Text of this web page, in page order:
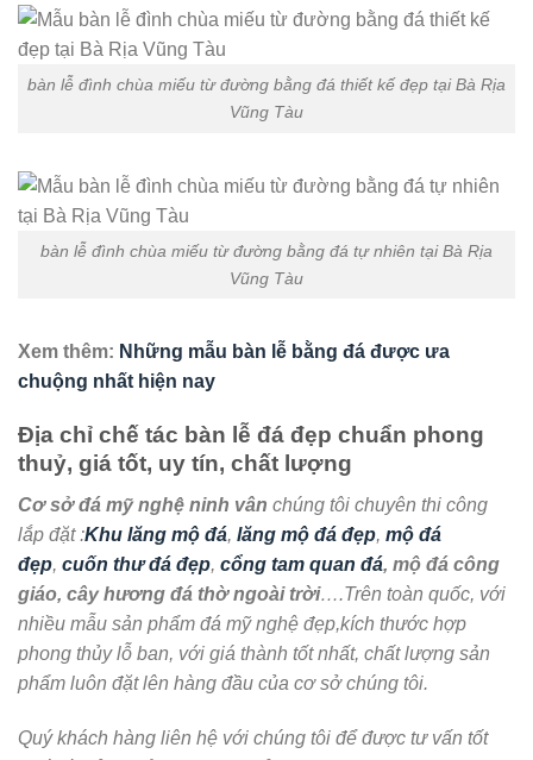
bàn lễ đình chùa miếu từ đường bằng đá thiết kế đẹp tại Bà Rịa
Vũng Tàu
bàn lễ đình chùa miếu từ đường bằng đá tự nhiên tại Bà Rịa
Vũng Tàu
Xem thêm: Những mẫu bàn lễ bằng đá được ưa
chuộng nhất hiện nay
Địa chỉ chế tác bàn lễ đá đẹp chuẩn phong
thuỷ, giá tốt, uy tín, chất lượng
Cơ sở đá mỹ nghệ ninh vân chúng tôi chuyên thi công
lắp đặt :Khu lăng mộ đá, lăng mộ đá đẹp, mộ đá
đẹp, cuốn thư đá đẹp, cổng tam quan đá, mộ đá công
giáo, cây hương đá thờ ngoài trời….Trên toàn quốc, với
nhiều mẫu sản phẩm đá mỹ nghệ đẹp,kích thước hợp
phong thủy lỗ ban, với giá thành tốt nhất, chất lượng sản
phẩm luôn đặt lên hàng đầu của cơ sở chúng tôi.
Quý khách hàng liên hệ với chúng tôi để được tư vấn tốt